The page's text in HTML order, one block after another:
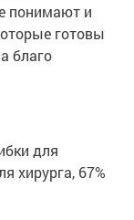
понимают и
готовы
благо
для
хирурга, 67%